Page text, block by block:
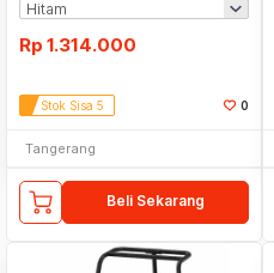
Rp 1.314.000
Stok Sisa 5 0
Tangerang
Beli Sekarang